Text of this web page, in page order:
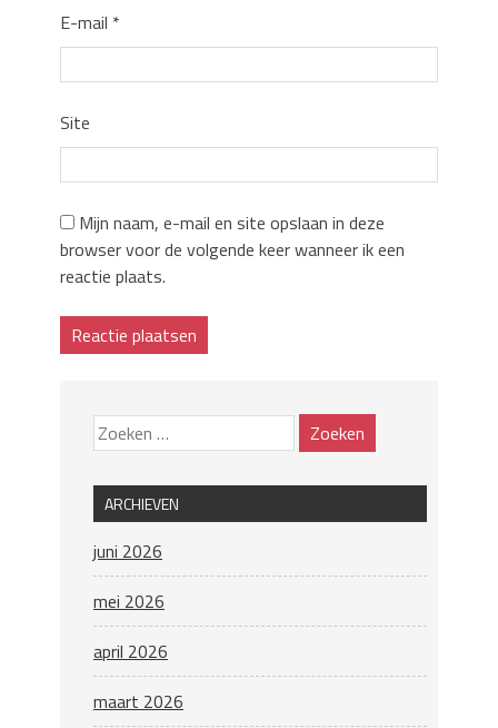
E-mail *
Site
Mijn naam, e-mail en site opslaan in deze
browser voor de volgende keer wanneer ik een
reactie plaats.
ARCHIEVEN
juni 2026
mei 2026
april 2026
maart 2026